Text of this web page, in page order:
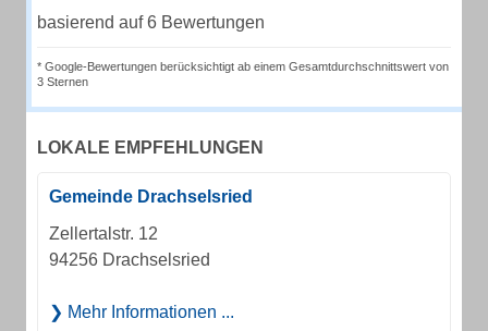
basierend auf 6 Bewertungen
* Google-Bewertungen berücksichtigt ab einem Gesamtdurchschnittswert von
3 Sternen
LOKALE EMPFEHLUNGEN
Gemeinde Drachselsried
Zellertalstr. 12
94256 Drachselsried
Mehr Informationen ...